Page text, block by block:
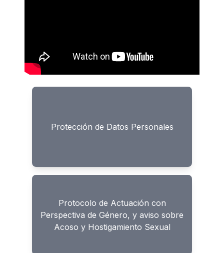
Protección de Datos Personales
Protocolo de Actuación con
Perspectiva de Género, y aviso sobre
Acoso y Hostigamiento Sexual